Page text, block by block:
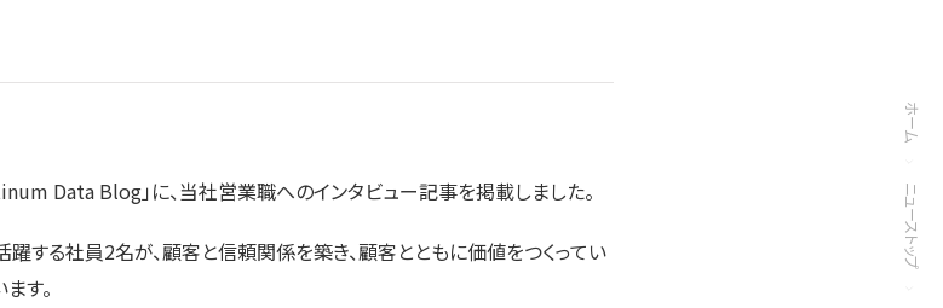
ホーム
ニューストップ
Data Blog」に、当社営業職へのインタビュー記事を掲載しました。
する社員2名が、顧客と信頼関係を築き、顧客とともに価値をつくってい
す。